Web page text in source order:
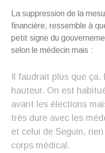
La suppression de la
financière, ressemble à
petit signe du
selon le médecin mais :
Il faudrait plus que ça.
hauteur. On est
avant les élections
très dure avec les
et celui de Seguin,
corps médical.